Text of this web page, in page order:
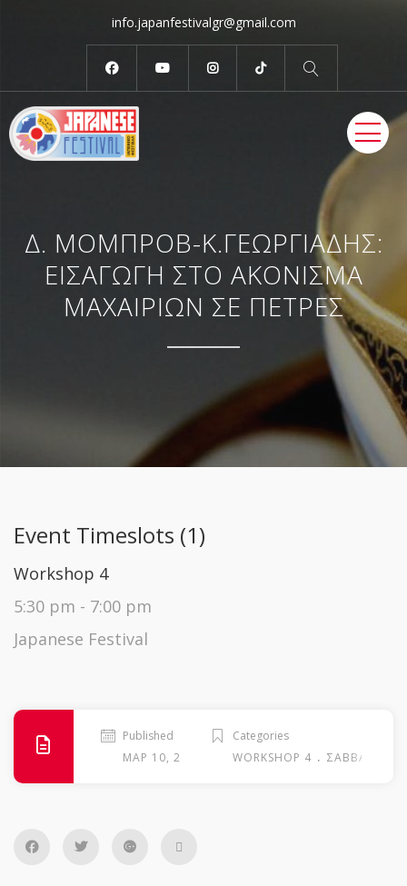
info.japanfestivalgr@gmail.com
Δ. ΜΟΜΠΡΟΒ-Κ.ΓΕΩΡΓΙΑΔΗΣ:
ΕΙΣΑΓΩΓΗ ΣΤΟ ΑΚΟΝΙΣΜΑ
ΜΑΧΑΙΡΙΩΝ ΣΕ ΠΕΤΡΕΣ
Event Timeslots (1)
Workshop 4
5:30 pm - 7:00 pm
Japanese Festival
Published
ΜΑΡ 10, 2026
Categories
WORKSHOP 4 . ΣΆΒΒΑΤΟ